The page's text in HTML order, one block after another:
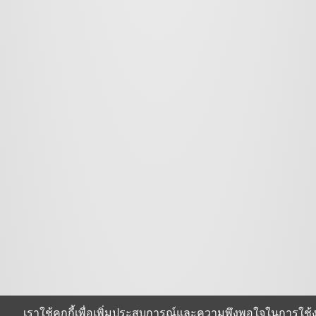
เราใช้คุกกี้เพื่อเพิ่มประสบการณ์และความพึงพอใจในการใ